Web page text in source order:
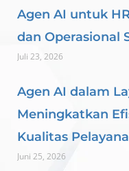
Agen AI untuk
dan Operasional
Juli 23, 2026
Agen AI dalam
Meningkatkan
Kualitas
Juni 25, 2026